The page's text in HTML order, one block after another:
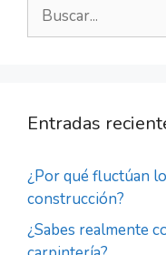
Entradas
¿Por qué fluctúan
construcción?
¿Sabes realmente